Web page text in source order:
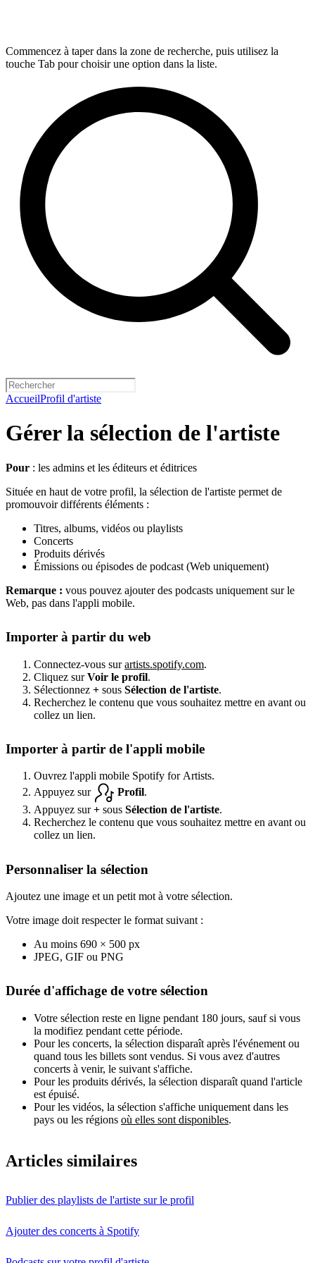
Commencez à taper dans la zone de recherche, puis utilisez la
touche Tab pour choisir une option dans la liste.
AccueilProfil d'artiste
Gérer la sélection de l'artiste
Pour : les admins et les éditeurs et éditrices
Située en haut de votre profil, la sélection de l'artiste permet de
promouvoir différents éléments :
Titres, albums, vidéos ou playlists
Concerts
Produits dérivés
Émissions ou épisodes de podcast (Web uniquement)
Remarque : vous pouvez ajouter des podcasts uniquement sur le
Web, pas dans l'appli mobile.
Importer à partir du web
Connectez-vous surartists.spotify.com.
Cliquez surVoir le profil.
Sélectionnez + sous Sélection de l'artiste.
Recherchez le contenu que vous souhaitez mettre en avant ou
collez un lien.
Importer à partir de l'appli mobile
Ouvrez l'appli mobile Spotify for Artists.
Appuyez sur
Profil.
Appuyez sur+ sous Sélection de l'artiste.
Recherchez le contenu que vous souhaitez mettre en avant ou
collez un lien.
Personnaliser la sélection
Ajoutez une image et un petit mot à votre sélection.
Votre image doit respecter le format suivant :
Au moins 690 × 500 px
JPEG, GIF ou PNG
Durée d'affichage de votre sélection
Votre sélection reste en ligne pendant 180 jours, sauf si vous
la modifiez pendant cette période.
Pour les concerts, la sélection disparaît après l'événement ou
quand tous les billets sont vendus. Si vous avez d'autres
concerts à venir, le suivant s'affiche.
Pour les produits dérivés, la sélection disparaît quand l'article
est épuisé.
Pour les vidéos, la sélection s'affiche uniquement dans les
pays ou les régions où elles sont disponibles.
Articles similaires
Publier des playlists de l'artiste sur le profil
Ajouter des concerts à Spotify